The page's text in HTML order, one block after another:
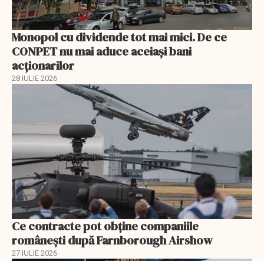
Monopol cu dividende tot mai mici. De ce
CONPET nu mai aduce aceiași bani
acționarilor
28 IULIE 2026
Ce contracte pot obține companiile
românești după Farnborough Airshow
27 IULIE 2026